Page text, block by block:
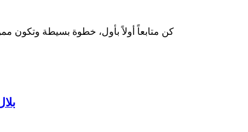
كن متابعاً أولاً بأول، خطوة بسيطة وتكون